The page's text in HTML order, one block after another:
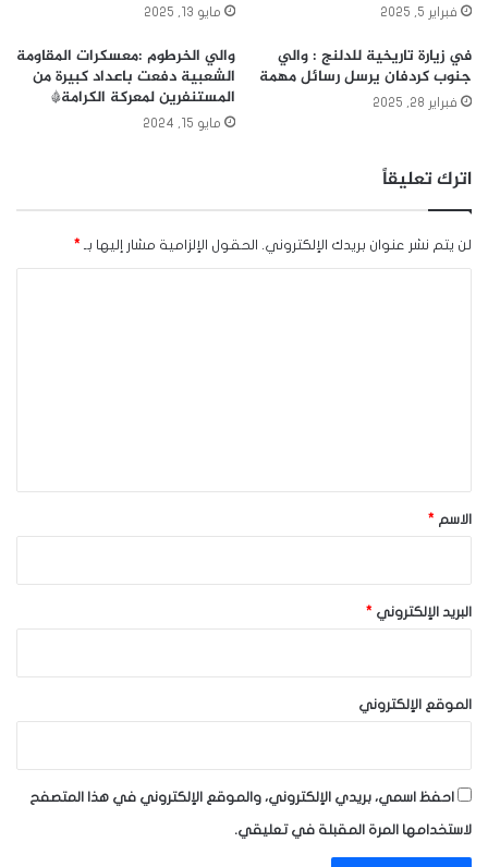
فبراير 5, 2025 مايو 13, 2025
في زيارة تاريخية للدلنج : والي
جنوب كردفان يرسل رسائل مهمة
فبراير 28, 2025
والي الخرطوم :معسكرات المقاومة
الشعبية دفعت باعداد كبيرة من
المستنفرين لمعركة الكرامة*
مايو 15, 2024
اترك تعليقاً
لن يتم نشر عنوان بريدك الإلكتروني. الحقول الإلزامية مشار إليها بـ *
*الاسم *
البريد الإلكتروني *
الموقع الإلكتروني
احفظ اسمي، بريدي الإلكتروني، والموقع الإلكتروني في هذا المتصفح
لاستخدامها المرة المقبلة في تعليقي.